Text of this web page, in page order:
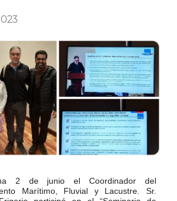
2 de junio el Coordinador del
Marítimo, Fluvial y Lacustre. Sr.